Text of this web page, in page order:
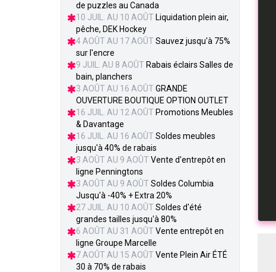
de puzzles au Canada
10 JUIL. AU 10 AOÛT Liquidation plein air,
pêche, DEK Hockey
4 AOÛT AU 17 AOÛT Sauvez jusqu'à 75%
sur l'encre
9 JUIL. AU 8 AOÛT Rabais éclairs Salles de
bain, planchers
3 AOÛT AU 16 AOÛT GRANDE
OUVERTURE BOUTIQUE OPTION OUTLET
16 JUIL. AU 12 AOÛT Promotions Meubles
& Davantage
16 JUIL. AU 16 AOÛT Soldes meubles
jusqu'à 40% de rabais
3 AOÛT AU 9 AOÛT Vente d'entrepôt en
ligne Penningtons
3 AOÛT AU 9 AOÛT Soldes Columbia
Jusqu'à -40% + Extra 20%
27 JUIL. AU 10 AOÛT Soldes d'été
grandes tailles jusqu'à 80%
6 AOÛT AU 31 AOÛT Vente entrepôt en
ligne Groupe Marcelle
7 AOÛT AU 15 AOÛT Vente Plein Air ÉTÉ
30 à 70% de rabais